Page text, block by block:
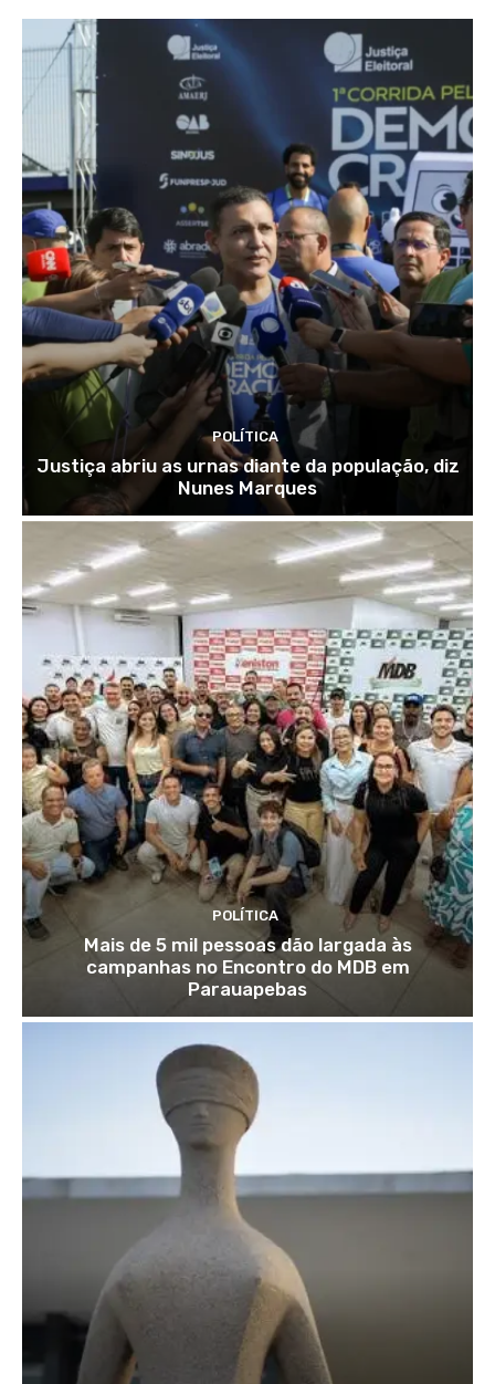
POLÍTICA
Justiça abriu as urnas diante da população, diz
Nunes Marques
POLÍTICA
Mais de 5 mil pessoas dão largada às
campanhas no Encontro do MDB em
Parauapebas